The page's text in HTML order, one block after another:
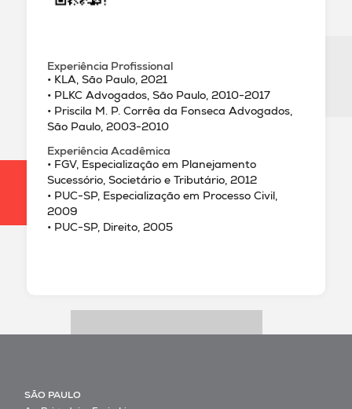
Experiência Profissional
• KLA, São Paulo, 2021
• PLKC Advogados, São Paulo, 2010-2017
• Priscila M. P. Corrêa da Fonseca Advogados,
São Paulo, 2003-2010
Experiência Acadêmica
• FGV, Especialização em Planejamento
Sucessório, Societário e Tributário, 2012
• PUC-SP, Especialização em Processo Civil,
2009
• PUC-SP, Direito, 2005
SÃO PAULO